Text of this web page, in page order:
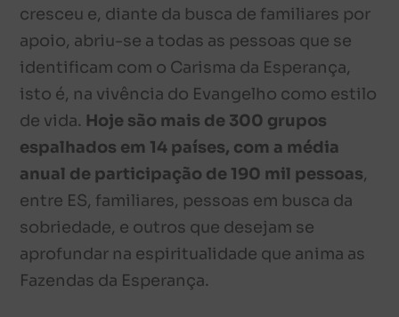
cresceu e, diante da busca de familiares por
apoio, abriu-se a todas as pessoas que se
identificam com o Carisma da Esperança,
isto é, na vivência do Evangelho como estilo
de vida. Hoje são mais de 300 grupos
espalhados em 14 países, com a média
anual de participação de 190 mil pessoas,
entre ES, familiares, pessoas em busca da
sobriedade, e outros que desejam se
aprofundar na espiritualidade que anima as
Fazendas da Esperança.